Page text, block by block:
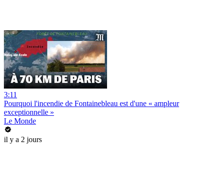
3:11
Pourquoi l'incendie de Fontainebleau est d'une « ampleur
exceptionnelle »
Le Monde
il y a 2 jours